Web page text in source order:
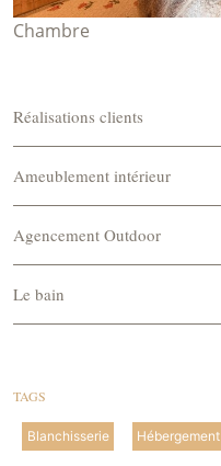
Chambre
Réalisations clients
Ameublement intérieur
Agencement Outdoor
Le bain
TAGS
Blanchisserie Hébergement